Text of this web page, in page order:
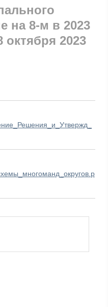
на 8-м в 2023
октября 2023